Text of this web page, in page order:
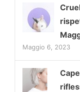
Maggio 6, 2023